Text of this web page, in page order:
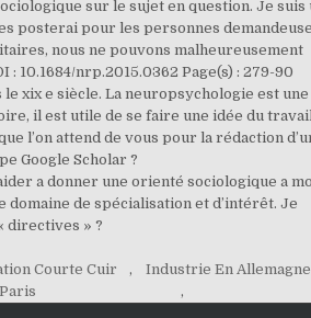
Courte Cuir , Industrie En Allemagne
,